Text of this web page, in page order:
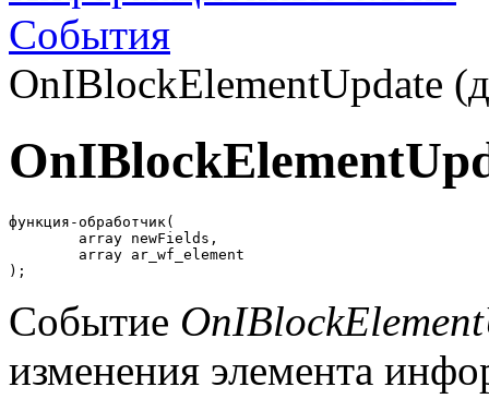
События
OnIBlockElementUpdate
функция-обработчик(
);
Событие
изменения элемента